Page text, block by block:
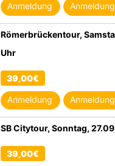
Anmeldung
Römerbrückentour,
Uhr
39,00€
Anmeldung
SB Citytour, Sonntag,
39,00€